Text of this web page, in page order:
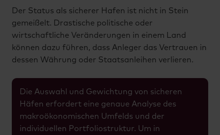
Der Status als sicherer Hafen ist nicht in Stein
gemeißelt. Drastische politische oder
wirtschaftliche Veränderungen in einem Land
können dazu führen, dass Anleger das Vertrauen in
dessen Währung oder Staatsanleihen verlieren.
Die Auswahl und Gewichtung von sicheren
Häfen erfordert eine genaue Analyse des
makroökonomischen Umfelds und der
individuellen Portfoliostruktur. Um in